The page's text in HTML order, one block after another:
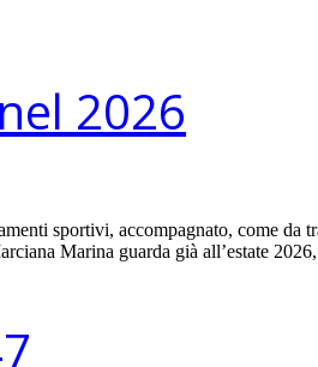
2026
sportivi, accompagnato, come da
Marina guarda già all’estate